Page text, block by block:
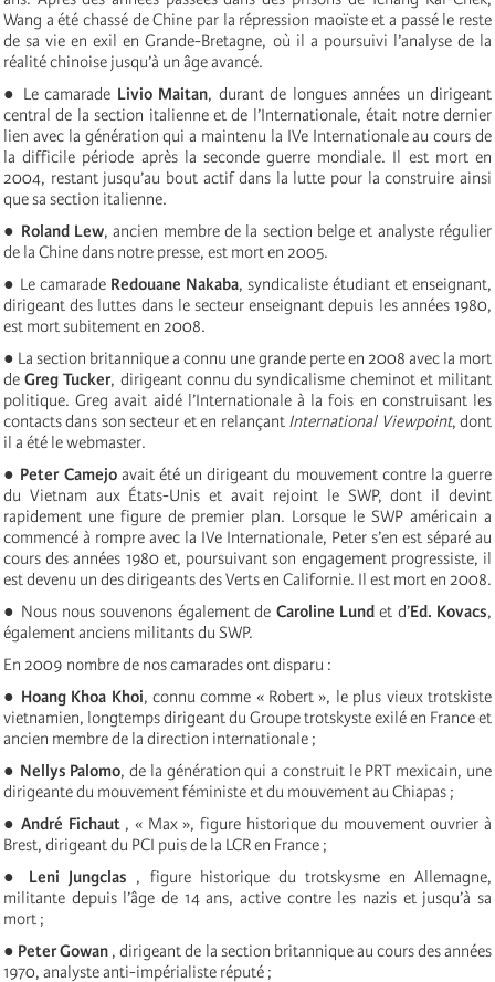
Wang a été chassé de Chine par la répression maoïste et a passé le reste
de sa vie en exil en Grande-Bretagne, où il a poursuivi l’analyse de la
réalité chinoise jusqu’à un âge avancé.
● Le camarade Livio Maitan, durant de longues années un dirigeant
central de la section italienne et de l’Internationale, était notre dernier
lien avec la génération qui a maintenu la IVe Internationale au cours de
la difficile période après la seconde guerre mondiale. Il est mort en
2004, restant jusqu’au bout actif dans la lutte pour la construire ainsi
que sa section italienne.
● Roland Lew, ancien membre de la section belge et analyste régulier
de la Chine dans notre presse, est mort en 2005.
● Le camarade Redouane Nakaba, syndicaliste étudiant et enseignant,
dirigeant des luttes dans le secteur enseignant depuis les années 1980,
est mort subitement en 2008.
● La section britannique a connu une grande perte en 2008 avec la mort
deGreg Tucker, dirigeant connu du syndicalisme cheminot et militant
politique. Greg avait aidé l’Internationale à la fois en construisant les
contacts dans son secteur et en relançant International Viewpoint, dont
il a été le webmaster.
● Peter Camejoavait été un dirigeant du mouvement contre la guerre
du Vietnam aux États-Unis et avait rejoint le SWP, dont il devint
rapidement une figure de premier plan. Lorsque le SWP américain a
commencé à rompre avec la IVe Internationale, Peter s’en est séparé au
cours des années 1980 et, poursuivant son engagement progressiste, il
est devenu un des dirigeants des Verts en Californie. Il est mort en 2008.
● Nous nous souvenons également de Caroline Lundet d’Ed. Kovacs,
également anciens militants du SWP.
En 2009 nombre de nos camarades ont disparu :
● Hoang Khoa Khoi, connu comme « Robert », le plus vieux trotskiste
vietnamien, longtemps dirigeant du Groupe trotskyste exilé en France et
ancien membre de la direction internationale ;
● Nellys Palomo, de la génération qui a construit le PRT mexicain, une
dirigeante du mouvement féministe et du mouvement au Chiapas ;
●André Fichaut , « Max », figure historique du mouvement ouvrier à
Brest, dirigeant du PCI puis de la LCR en France ;
● Leni Jungclas , figure historique du trotskysme en Allemagne,
militante depuis l’âge de 14 ans, active contre les nazis et jusqu’à sa
mort ;
● Peter Gowan , dirigeant de la section britannique au cours des années
1970, analyste anti-impérialiste réputé ;